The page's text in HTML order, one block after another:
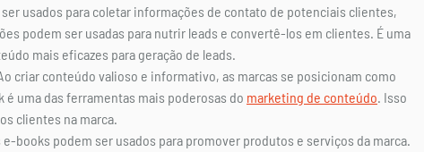
usados para coletar informações de contato de potenciais clientes,
podem ser usadas para nutrir leads e convertê-los em clientes. É uma
mais eficazes para geração de leads.
criar conteúdo valioso e informativo, as marcas se posicionam como
é uma das ferramentas mais poderosas do marketing de conteúdo. Isso
clientes na marca.
e-books podem ser usados para promover produtos e serviços da marca.